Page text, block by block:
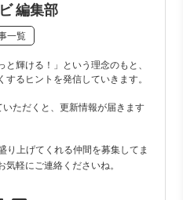
編集部
一覧
と輝ける！」という理念のもと、
るヒントを発信していきます。
ただくと、更新情報が届きます
り上げてくれる仲間を募集してま
気軽にご連絡くださいね。